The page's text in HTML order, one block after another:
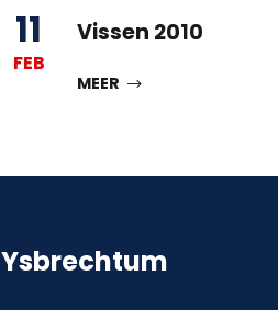
11
FEB
Vissen 2010
MEER
Ysbrechtum